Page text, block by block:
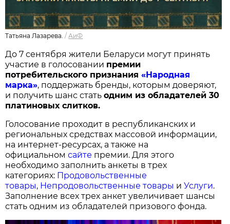
Татьяна Лазарева. /АиФ
До 7 сентября жители Беларуси могут принять
участие в голосовании премии
потребительского признания«Народная
марка», поддержать бренды, которым доверяют,
и получить шанс статьодним из обладателей 30
платиновых слитков.
Голосование проходит в республиканских и
региональных средствах массовой информации,
на интернет-ресурсах, а также на
официальномсайте премии. Для этого
необходимо заполнить анкеты в трех
категориях: Продовольственные
товары, Непродовольственные товары иУслуги.
Заполнение всех трех анкет увеличивает шансы
стать одним из обладателей призового фонда.